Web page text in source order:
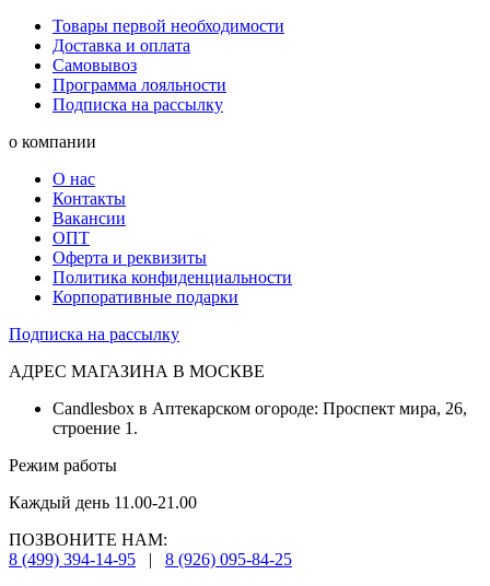
Товары первой необходимости
Доставка и оплата
Самовывоз
Программа лояльности
Подписка на рассылку
о компании
О нас
Контакты
Вакансии
ОПТ
Оферта и реквизиты
Политика конфиденциальности
Корпоративные подарки
Подписка на рассылку
АДРЕС МАГАЗИНА В МОСКВЕ
Candlesbox в Аптекарском огороде: Проспект мира, 26,
строение 1.
Режим работы
Каждый день 11.00-21.00
ПОЗВОНИТЕ НАМ:
8 (499) 394-14-95
| 8 (926) 095-84-25